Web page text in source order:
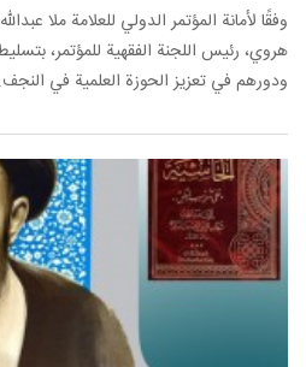
وفقًا لأمانة المؤتمر الدولي للعلامة ملا
هروي، رئيس اللجنة الفقهية للمؤتمر،
ودورهم في تعزيز الحوزة العلمية في